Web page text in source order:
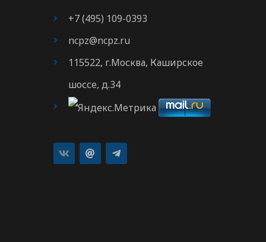
+7 (495) 109-0393
ncpz@ncpz.ru
115522, г.Москва, Каширское
шоссе, д.34